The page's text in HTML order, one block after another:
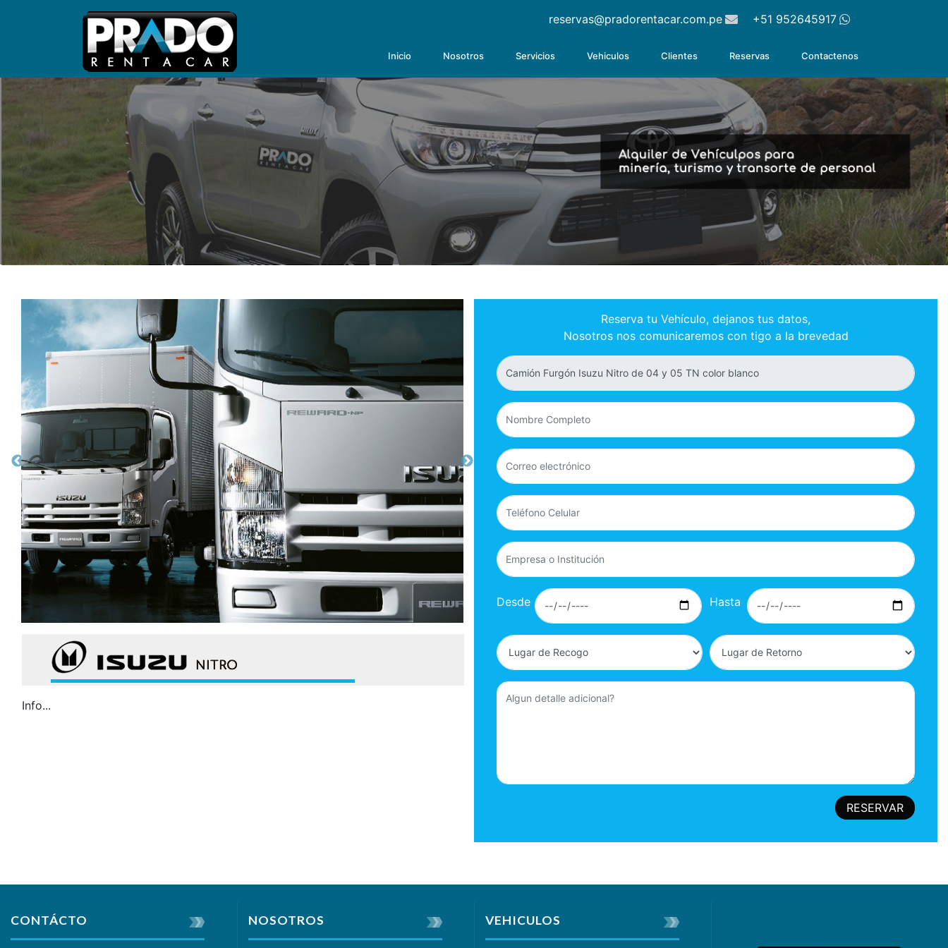
reservas@pradorentacar.com.pe +51 952645917
Inicio Nosotros Servicios Vehiculos Clientes Reservas Contactenos
Info...
Reserva tu Vehículo, dejanos tus datos,
Nosotros nos comunicaremos con tigo a la brevedad
Desde Hasta
RESERVAR
CONTÁCTO NOSOTROS VEHICULOS